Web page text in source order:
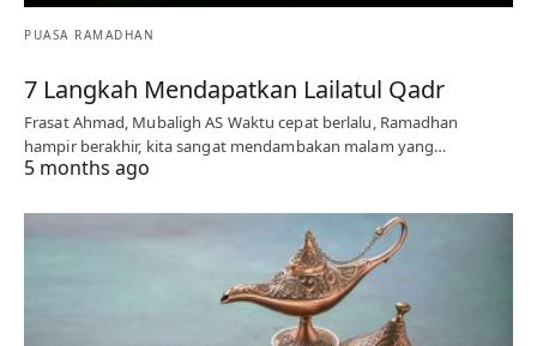
PUASA RAMADHAN
7 Langkah Mendapatkan Lailatul Qadr
Frasat Ahmad, Mubaligh AS Waktu cepat berlalu, Ramadhan
hampir berakhir, kita sangat mendambakan malam yang…
5 months ago